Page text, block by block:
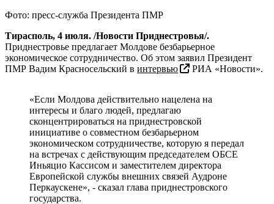
Фото: пресс-служба Президента ПМР
Тирасполь, 4 июля. /Новости Приднестровья/.
Приднестровье предлагает Молдове безбарьерное
экономическое сотрудничество. Об этом заявил Президент
ПМР Вадим Красносельский в интервью РИА «Новости».
«Если Молдова действительно нацелена на
интересы и благо людей, предлагаю
сконцентрироваться на приднестровской
инициативе о совместном безбарьерном
экономическом сотрудничестве, которую я передал
на встречах с действующим председателем ОБСЕ
Иньяцио Кассисом и заместителем директора
Европейской службы внешних связей Аудроне
Перкауcкене», - сказал глава приднестровского
государства.